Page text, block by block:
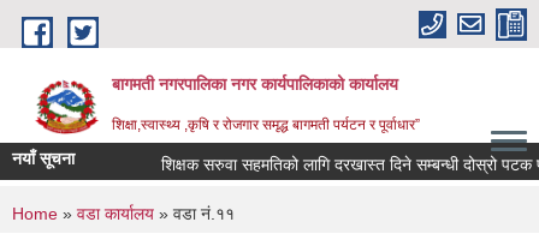
Skip to main content
बागमती नगरपालिका नगर कार्यपालिकाको कार्यालय
शिक्षा,स्वास्थ्य ,कृषि र रोजगार समृद्ध बागमती पर्यटन र पूर्वाधार”
नयाँ सूचना शिक्षक सरुवा सहमतिको लागि दरखास्त दिने सम्बन्धी दोस्रो
You are here
Home » वडा कार्यालय » वडा नं.११